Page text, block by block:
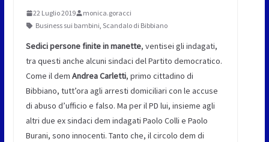
22 Luglio 2019
monica.goracci
Business sui bambini, Scandalo di Bibbiano
Sedici persone finite in manette, ventisei gli indagati,
tra questi anche alcuni sindaci del Partito democratico.
Come il dem Andrea Carletti, primo cittadino di
Bibbiano, tutt’ora agli arresti domiciliari con le accuse
di abuso d’ufficio e falso. Ma per il PD lui, insieme agli
altri due ex sindaci dem indagati Paolo Colli e Paolo
Burani, sono innocenti. Tanto che, il circolo dem di